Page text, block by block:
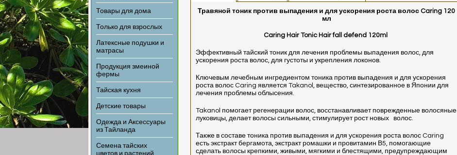
Товары для дома
Только для взрослых
Латексные подушки и
матрасы
Продукция змеиной
фермы
Тайская кухня
Детские товары
Одежда и Аксессуары
из Тайланда
Семена тайских
цветов и растений
Травяной тоник против выпадения и для ускорения роста волос Caring 120
мл
Caring Hair Tonic Hair fall defend 120ml
Эффективный тайский тоник для лечения проблемы выпадения волос, для
ускорения роста волос, для густоты и укрепления локонов.
Ключевым лечебным ингредиентом тоника против выпадения и для ускорения
роста волос Caring является Takanol, вещество, синтезированное в Японии для
лечения проблемы облысения.
Takanol помогает регенерации волос, восстанавливает поврежденные волосяные
луковицы, делает волосы сильными, стимулирует рост новых волос.
Также в составе тоника против выпадения и для ускорения роста волос Caring
есть экстракт бергамота, экстракт ромашки и провитамин В5, помогающие
сделать волосы крепкими, живыми, мягкими и блестящими, предупреждающим